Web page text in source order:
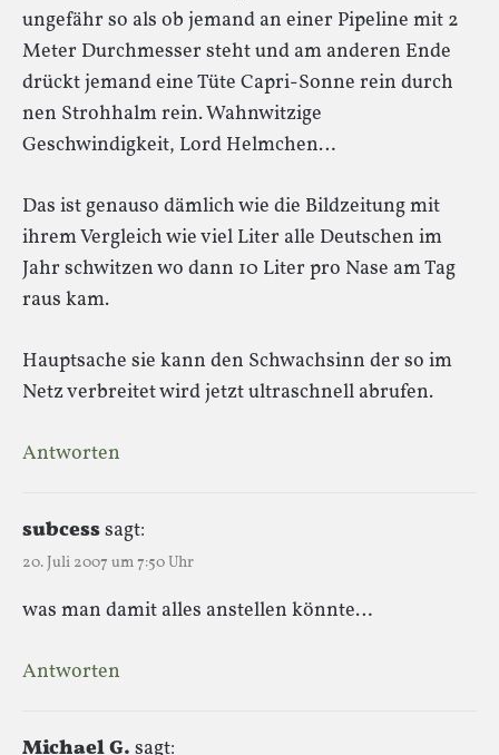
ungefähr so als ob jemand an einer Pipeline mit 2
Meter Durchmesser steht und am anderen Ende
drückt jemand eine Tüte Capri-Sonne rein durch
nen Strohhalm rein. Wahnwitzige
Geschwindigkeit, Lord Helmchen…
Das ist genauso dämlich wie die Bildzeitung mit
ihrem Vergleich wie viel Liter alle Deutschen im
Jahr schwitzen wo dann 10 Liter pro Nase am Tag
raus kam.
Hauptsache sie kann den Schwachsinn der so im
Netz verbreitet wird jetzt ultraschnell abrufen.
Antworten
subcesssagt:
20. Juli 2007 um 7:50 Uhr
was man damit alles anstellen könnte…
Antworten
Michael G. sagt: